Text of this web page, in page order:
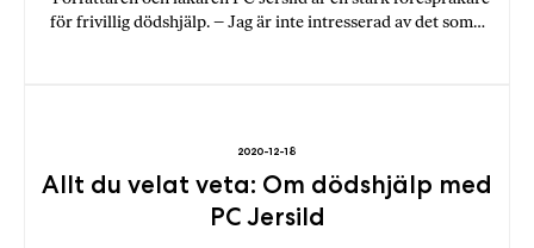
för frivillig dödshjälp. – Jag är inte intresserad av det som…
2020-12-18
Allt du velat veta: Om dödshjälp med
PC Jersild